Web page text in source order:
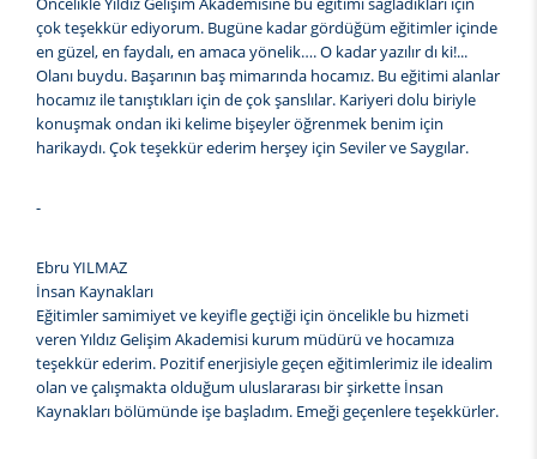
çok teşekkür ediyorum. Bugüne kadar gördüğüm eğitimler içinde
en güzel, en faydalı, en amaca yönelik…. O kadar yazılır dı ki!...
Olanı buydu. Başarının baş mimarında hocamız. Bu eğitimi alanlar
hocamız ile tanıştıkları için de çok şanslılar. Kariyeri dolu biriyle
konuşmak ondan iki kelime bişeyler öğrenmek benim için
harikaydı. Çok teşekkür ederim herşey için Seviler ve Saygılar.
-
Ebru YILMAZ
İnsan Kaynakları
Eğitimler samimiyet ve keyifle geçtiği için öncelikle bu hizmeti
veren Yıldız Gelişim Akademisi kurum müdürü ve hocamıza
teşekkür ederim. Pozitif enerjisiyle geçen eğitimlerimiz ile idealim
olan ve çalışmakta olduğum uluslararası bir şirkette İnsan
Kaynakları bölümünde işe başladım. Emeği geçenlere teşekkürler.